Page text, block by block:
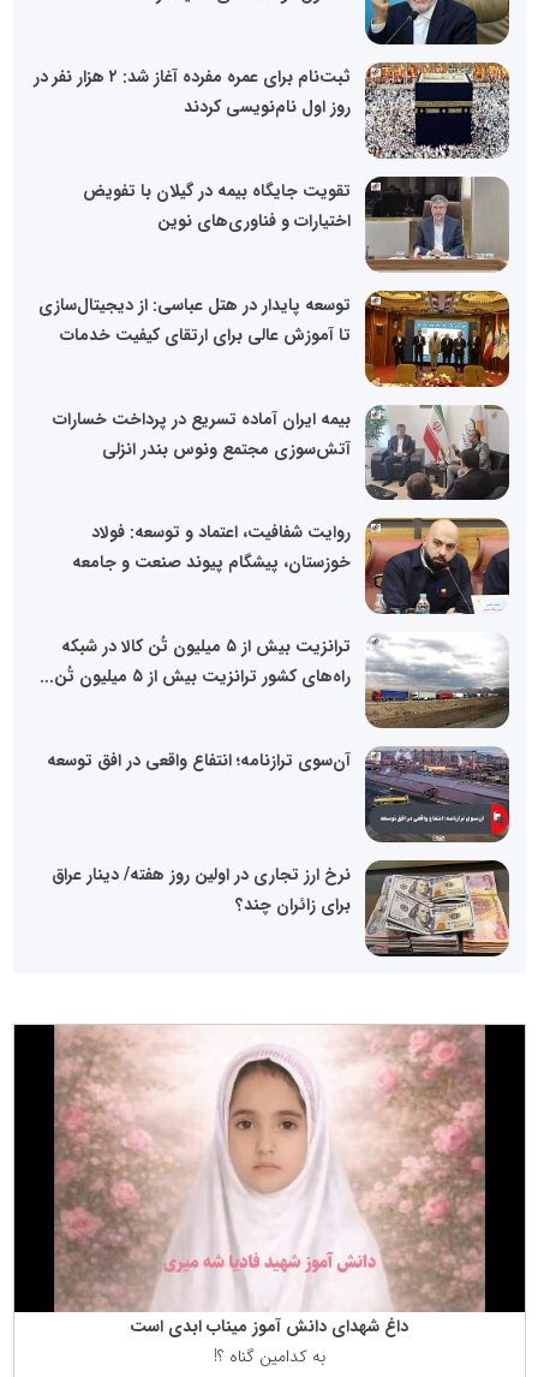
ثبت‌نام برای عمره مفرده آغاز شد: ۲ هزار نفر در
روز اول نام‌نویسی کردند
تقویت جایگاه بیمه در گیلان با تفویض
اختیارات و فناوری‌های نوین
توسعه پایدار در هتل عباسی: از دیجیتال‌سازی
تا آموزش عالی برای ارتقای کیفیت خدمات
بیمه ایران آماده تسریع در پرداخت خسارات
آتش‌سوزی مجتمع ونوس بندر انزلی
روایت شفافیت، اعتماد و توسعه: فولاد
خوزستان، پیشگام پیوند صنعت و جامعه
ترانزیت بیش از ۵ میلیون تُن کالا در شبکه
راه‌های کشور ترانزیت بیش از ۵ میلیون تُن...
آن‌سوی ترازنامه؛ انتفاع واقعی در افق توسعه
نرخ ارز تجاری در اولین روز هفته/ دینار عراق
برای زائران چند؟
داغ شهدای دانش آموز میناب ابدی است
به كدامین گناه ؟!